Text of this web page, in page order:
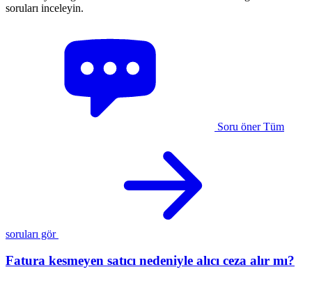
soruları inceleyin.
Soru öner Tüm
soruları gör
Fatura kesmeyen satıcı nedeniyle alıcı ceza alır mı?